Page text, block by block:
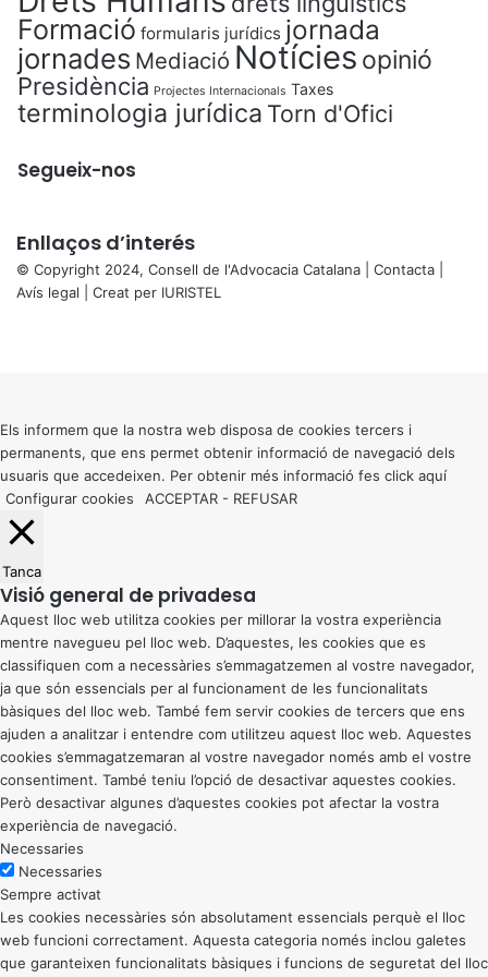
n
e
s
v
u
e
b
l
e
Formació formularis jurídics jornada
jornades Mediació Notícies opinió
Presidència Projectes Internacionals Taxes
terminologia jurídica Torn d'Ofici
Segueix-nos
Enllaços d’interés
© Copyright 2024, Consell de l'Advocacia Catalana | Contacta
Avís legal | Creat per IURISTEL
button
Els informem que la nostra web disposa de cookies tercers i
permanents, que ens permet obtenir informació de navegació dels
usuaris que accedeixen. Per obtenir més informació fes click aquí
Configurar cookies
ACCEPTAR - REFUSAR
Tanca
Visió general de privadesa
Aquest lloc web utilitza cookies per millorar la vostra experiència
mentre navegueu pel lloc web. D’aquestes, les cookies que es
classifiquen com a necessàries s’emmagatzemen al vostre navegador,
ja que són essencials per al funcionament de les funcionalitats
bàsiques del lloc web. També fem servir cookies de tercers que ens
ajuden a analitzar i entendre com utilitzeu aquest lloc web. Aquestes
cookies s’emmagatzemaran al vostre navegador només amb el vostre
consentiment. També teniu l’opció de desactivar aquestes cookies.
Però desactivar algunes d’aquestes cookies pot afectar la vostra
experiència de navegació.
Necessaries
Necessaries
Sempre activat
Les cookies necessàries són absolutament essencials perquè el lloc
web funcioni correctament. Aquesta categoria només inclou galetes
que garanteixen funcionalitats bàsiques i funcions de seguretat del lloc